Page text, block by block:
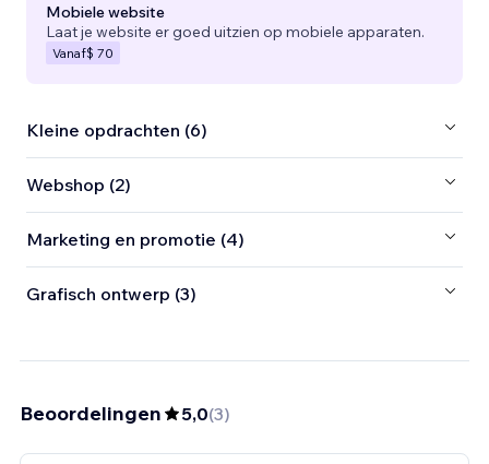
Mobiele website
Laat je website er goed uitzien op mobiele apparaten.
Vanaf$ 70
Kleine opdrachten (6)
Webshop (2)
Marketing en promotie (4)
Grafisch ontwerp (3)
Beoordelingen 5,0(3)